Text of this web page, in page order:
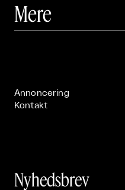
 Art Matter Festival
Mere
Annoncering
Kontakt
Nyhedsbrev